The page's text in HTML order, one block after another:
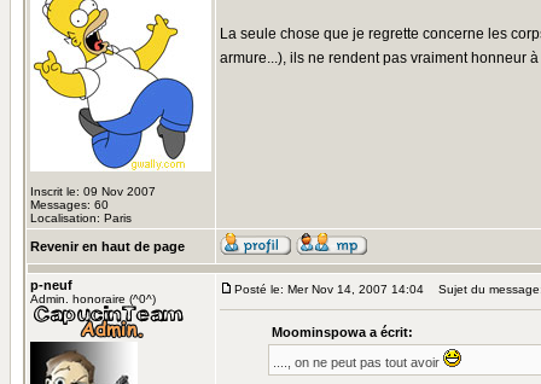
Inscrit le: 09 Nov 2007
Messages: 60
Localisation: Paris
La seule chose que je regrette concerne les
armure...), ils ne rendent pas vraiment honneur
Revenir en haut de page
p-neuf
Admin. honoraire (^0^)
Posté le: Mer Nov 14, 2007 14:04 Sujet du
Moominspowa a écrit:
...., on ne peut pas tout avoir